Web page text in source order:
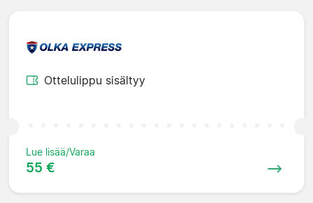
Ottelulippu sisältyy
Lue lisää/Varaa
55 €